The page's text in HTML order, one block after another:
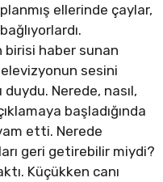
ellerinde çaylar,
birisi haber sunan
sesini
duydu. Nerede, nasıl,
başladığında
etti. Nerede
geri getirebilir miydi?
Küçükken canı